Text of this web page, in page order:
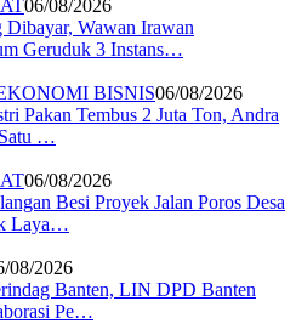
06/08/2026
Wawan Irawan
Geruduk 3 Instans…
BISNIS06/08/2026
Pakan Tembus 2 Juta Ton, Andra
…
06/08/2026
Besi Proyek Jalan Poros Desa
Laya…
08/2026
Banten, LIN DPD Banten
Pe…